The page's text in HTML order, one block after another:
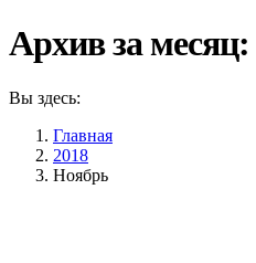
Архив за месяц:
Вы здесь:
Главная
2018
Ноябрь